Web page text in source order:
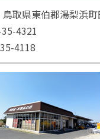
鳥取県東伯郡湯梨浜
4321
4118